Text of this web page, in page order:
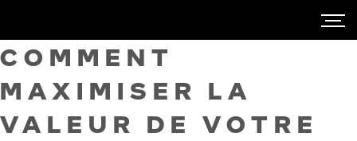
COMMENT
MAXIMISER LA
VALEUR DE VOTRE